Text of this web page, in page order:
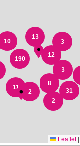
2
2
8
31
3
3
13
12
10
11
190
Leaflet |